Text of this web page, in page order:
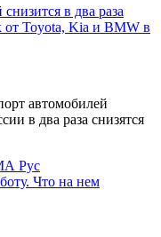
Toyota, Kia и BMW в
автомобилей
в два раза снизятся
Что на нем